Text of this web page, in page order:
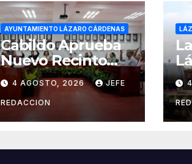
AYUNTAMIENTO LÁZARO CÁRDENAS
Cabildo Aprueba
Nuevo Recinto
para 2do. Informe
de Gobierno
Municipal
4 AGOSTO, 2026 JEFE
REDACCION